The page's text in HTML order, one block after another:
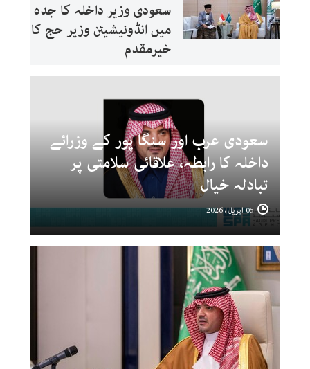
سعودی وزیر داخلہ کا جدہ
میں انڈونیشیئن وزیر حج کا
خیرمقدم
سعودی عرب اور سنگا پور کے وزرائے
داخلہ کا رابطہ، علاقائی سلامتی پر
تبادلہ خیال
05 اپریل ، 2026